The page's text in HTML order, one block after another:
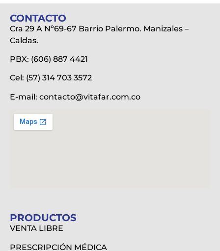
CONTACTO
Cra 29 A Nº69-67 Barrio Palermo. Manizales –
Caldas.
PBX: (606) 887 4421
Cel: (57) 314 703 3572
E-mail: contacto@vitafar.com.co
PRODUCTOS
VENTA LIBRE
PRESCRIPCIÓN MÉDICA